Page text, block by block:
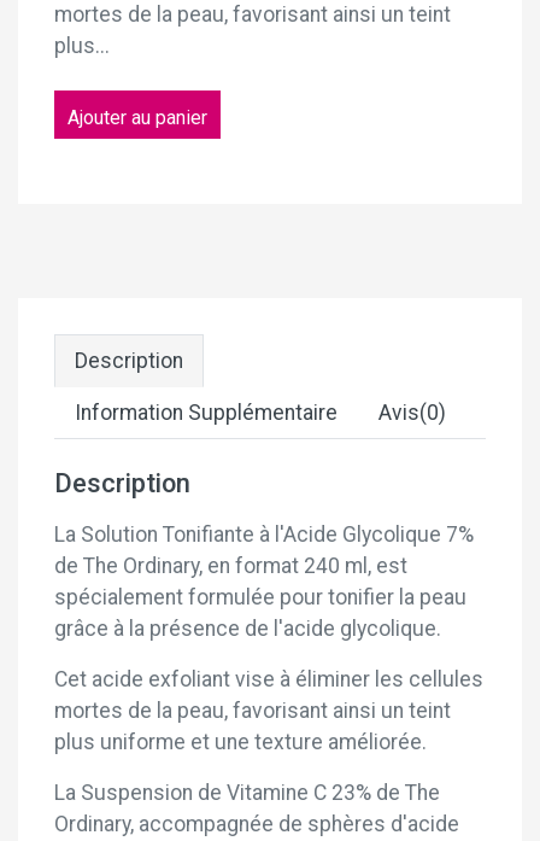
mortes de la peau, favorisant ainsi un teint
plus...
Description
Information Supplémentaire Avis(0)
Description
La Solution Tonifiante à l'Acide Glycolique 7%
de The Ordinary, en format 240 ml, est
spécialement formulée pour tonifier la peau
grâce à la présence de l'acide glycolique.
Cet acide exfoliant vise à éliminer les cellules
mortes de la peau, favorisant ainsi un teint
plus uniforme et une texture améliorée.
La Suspension de Vitamine C 23% de The
Ordinary, accompagnée de sphères d'acide